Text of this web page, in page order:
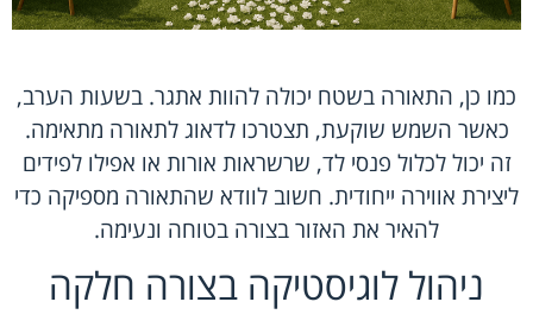
כמו כן, התאורה בשטח יכולה להוות אתגר. בשעות הערב,
כאשר השמש שוקעת, תצטרכו לדאוג לתאורה מתאימה.
זה יכול לכלול פנסי לד, שרשראות אורות או אפילו לפידים
ליצירת אווירה ייחודית. חשוב לוודא שהתאורה מספיקה כדי
להאיר את האזור בצורה בטוחה ונעימה.
ניהול לוגיסטיקה בצורה חלקה